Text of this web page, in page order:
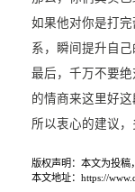
如果他对你是打
系，瞬间提升自己
最后，千万不要
的情商来这里好
所以衷心的建议，
版权声明：本文为投稿
本文地址：https://